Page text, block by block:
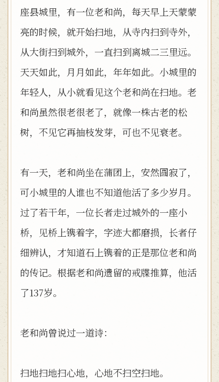
座县城里，有一位老和尚，每天早上天蒙蒙
亮的时候，就开始扫地，从寺内扫到寺外，
从大街扫到城外，一直扫到离城二三里远。
天天如此，月月如此，年年如此。小城里的
年轻人，从小就看见这个老和尚在扫地。老
和尚虽然很老很老了，就像一株古老的松
树，不见它再抽枝发芽，可也不见衰老。
有一天，老和尚坐在蒲团上，安然圆寂了，
可小城里的人谁也不知道他活了多少岁月。
过了若干年，一位长者走过城外的一座小
桥，见桥上镌着字，字迹大都磨损，长者仔
细辨认，才知道石上镌着的正是那位老和尚
的传记。根据老和尚遗留的戒牒推算，他活
了137岁。
老和尚曾说过一道诗：
扫地扫地扫心地，心地不扫空扫地。